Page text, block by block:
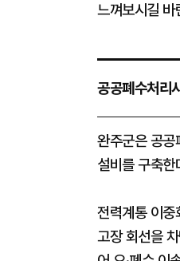
느껴보시길 바
공공폐수처리
완주군은 공공
설비를 구축
전력계통 이중
고장 회선을